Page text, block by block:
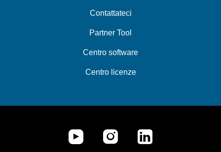
Contattateci
Partner Tool
Centro software
Centro licenze